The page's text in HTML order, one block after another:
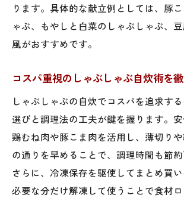
ります。具体的な献立例としては、豚
ゃぶ、もやしと白菜のしゃぶしゃぶ、
風がおすすめです。
コスパ重視のしゃぶしゃぶ自炊術を
しゃぶしゃぶの自炊でコスパを追求す
選びと調理法の工夫が鍵を握ります。
鶏むね肉や豚こま肉を活用し、薄切り
の通りを早めることで、調理時間も節約
さらに、冷凍保存を駆使してまとめ買い
必要な分だけ解凍して使うことで食材